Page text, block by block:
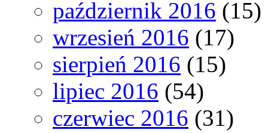
październik 2016 (15)
wrzesień 2016 (17)
sierpień 2016 (15)
lipiec 2016 (54)
czerwiec 2016 (31)